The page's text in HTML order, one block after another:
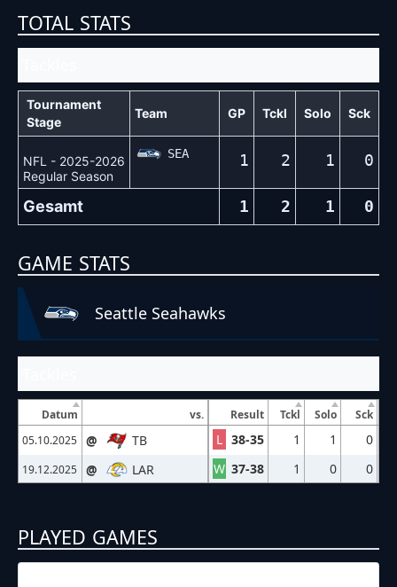
TOTAL STATS
Tournament
Stage
Team GP Tckl Solo Sck
NFL - 2025-2026
Regular Season
SEA 1 2 1 0
Gesamt 1 2 1 0
GAME STATS
Seattle Seahawks
Datum vs. Result Tckl Solo
Sck
05.10.2025 @ TB L 38-35 1 1 0
19.12.2025 @ LAR W 37-38 1 0 0
PLAYED GAMES